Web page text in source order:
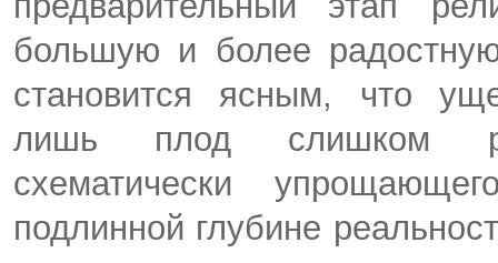
большую и более
становится ясным, что
лишь плод слишком
схематически
подлинной глубине